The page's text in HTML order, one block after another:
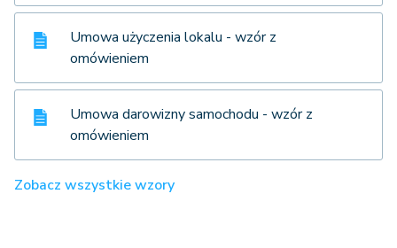
Umowa użyczenia lokalu - wzór z
omówieniem
Umowa darowizny samochodu - wzór z
omówieniem
Zobacz wszystkie wzory